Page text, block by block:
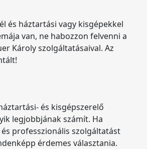
és háztartási vagy kisgépekkel
van, ne habozzon felvenni a
Károly szolgáltatásaival. Az
és kisgépszerelő
legjobbjának számít. Ha
professzionális szolgáltatást
érdemes választania.